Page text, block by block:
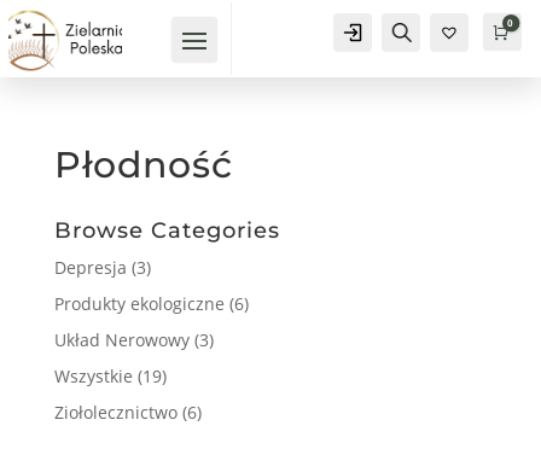
Konto Szukaj
0
Płodność
Browse Categories
Depresja (3)
Produkty ekologiczne (6)
Układ Nerowowy(3)
Wszystkie (19)
Ziołolecznictwo(6)